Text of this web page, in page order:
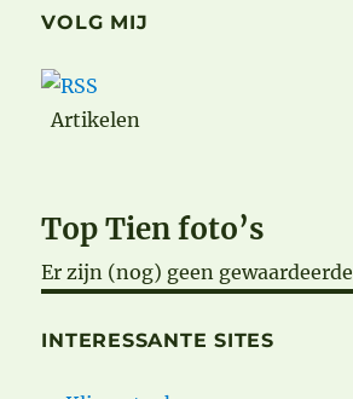
VOLG MIJ
Artikelen
Top Tien foto’s
Er zijn (nog) geen
INTERESSANTE SITES